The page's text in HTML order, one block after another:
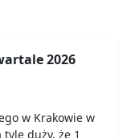
2026
w Krakowie w
duży, że 1